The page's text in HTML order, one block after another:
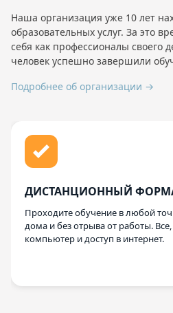
Наша организация уже 10 лет
образовательных услуг. За это
себя как профессионалы своего
человек успешно завершили
Подробнее об организации →
ДИСТАНЦИОННЫЙ
Проходите обучение в любой
дома и без отрыва от работы.
компьютер и доступ в интернет.